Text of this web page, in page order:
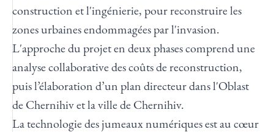
construction et l'ingénierie, pour reconstruire les
zones urbaines endommagées par l'invasion.
L'approche du projet en deux phases comprend une
analyse collaborative des coûts de reconstruction,
puis l’élaboration d’un plan directeur dans l'Oblast
de Chernihiv et la ville de Chernihiv.
La technologie des jumeaux numériques est au cœur